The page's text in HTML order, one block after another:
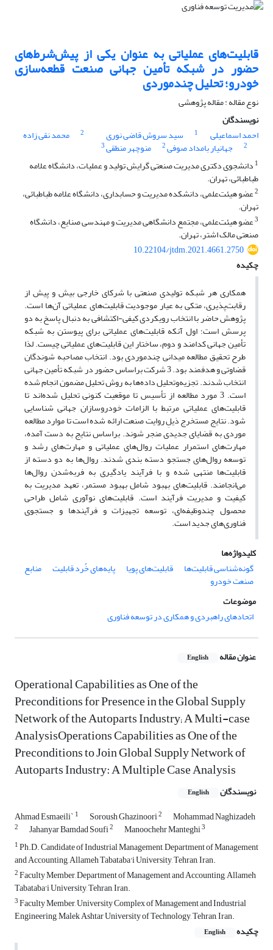
قابلیت‌های عملیاتی به عنوان یکی از پیش‌شرط‌های
حضور در شبکه تأمین جهانی صنعت قطعه‌سازی
خودرو؛ تحلیل چندموردی
نوع مقاله : مقاله پژوهشی
نویسندگان
احمد اسماعیلی
1 سید سروش قاضی نوری 2 محمد نقی زاده
2 جهانیار بامداد صوفی2 منوچهر منطقی3
1 دانشجوی دکتری مدیریت صنعتی گرایش تولید و عملیات، دانشگاه علامه
طباطبائی، تهران.
2عضو هیئت‌علمی، دانشکده مدیریت و حسابداری، دانشگاه علامه طباطبائی،
تهران.
3عضو هیئت‌علمی، مجتمع دانشگاهی مدیریت و مهندسی صنایع، دانشگاه
صنعتی مالک اشتر، تهران.
10.22104/jtdm.2021.4661.2750
چکیده
همکاری هر شبکه تولیدیِ صنعتی با شرکای خارجی بیش و پیش ­از
رقابت‌پذیری، متکی به عیار موجودیت قابلیت‌های عملیاتی آن‌ها است.
پژوهش حاضر با انتخاب رویکردی کیفی-اکتشافی به­ دنبال پاسخ به دو
پرسش است؛ اول آن­که قابلیت‌های عملیاتی برای پیوستن به شبکه
تأمین جهانی کدامند و دوم، ساختار این قابلیت‌های عملیاتی چیست. لذا
طرح تحقیق مطالعه میدانی چندموردی بود. انتخاب مصاحبه­ شوندگان
قضاوتی و هدفمند بود. 3 شرکت براساس حضور در شبکه تأمین جهانی
انتخاب شدند. تجزیه‌و‌تحلیل داده‌ها به ­روش تحلیل مضمون انجام شده
است. 3 مورد مطالعه از تأسیس تا موقعیت کنونی تحلیل شده‌اند تا
قابلیت‌های عملیاتی مرتبط با الزامات خودروسازان جهانی شناسایی
شود. نتایج مستخرج ذیلِ روایت صنعت ارائه شده است تا موارد مطالعه
موردی به قضایای جدیدی منجر شوند. براساس نتایج به ­دست آمده،
مهارت‌های استمرار عملیات روال‌های عملیاتی و مهارت‌های رشد و
توسعه روال‌های جستجو دسته ­بندی شدند. روال‌ها به دو دسته از
قابلیت‌ها منتهی شده و با فرآیند یادگیری به فربه‌شدن روال‌ها
می‌انجامند. قابلیت‌های بهبود شامل بهبود مستمر، تعهد مدیریت به
کیفیت و مدیریت فرآیند است. قابلیت‌های نوآوری شامل طراحی
محصول چندوظیفه‌ای، توسعه تجهیزات و فرآیندها و جستجوی
فناوری‌های جدید است.
کلیدواژه‌ها
گونه‌شناسی قابلیت‌ها
قابلیت‌های پویا پایه‌های خُرد قابلیت منابع
صنعت خودرو
موضوعات
اتحادهای راهبردی و همکاری در توسعه فناوری
عنوان مقاله English
Operational Capabilities as One of the
Preconditions for Presence in the Global Supply
Network of the Autoparts Industry; A Multi-case
AnalysisOperations Capabilities as One of the
Preconditions to Join Global Supply Network of
Autoparts Industry: A Multiple Case Analysis
نویسندگان English
Ahmad Esmaeili` 1 Soroush Ghazinoori2 Mohammad Naghizadeh
2 Jahanyar Bamdad Soufi2 Manoochehr Manteghi3
1Ph.D. Candidate of Industrial Management, Department of Management
and Accounting, Allameh Tabataba'i University, Tehran, Iran.
2Faculty Member, Department of Management and Accounting, Allameh
Tabataba'i University, Tehran, Iran.
3Faculty Member, University Complex of Management and Industrial
Engineering, Malek Ashtar University of Technology, Tehran, Iran.
چکیده
English